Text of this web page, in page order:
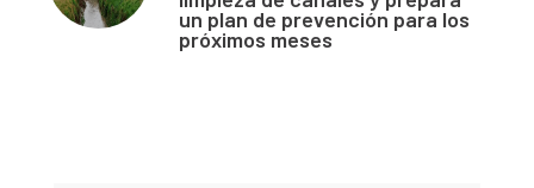
un plan de prevención para los
próximos meses